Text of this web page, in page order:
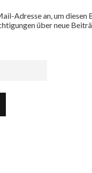
Adresse an, um diesen
über neue